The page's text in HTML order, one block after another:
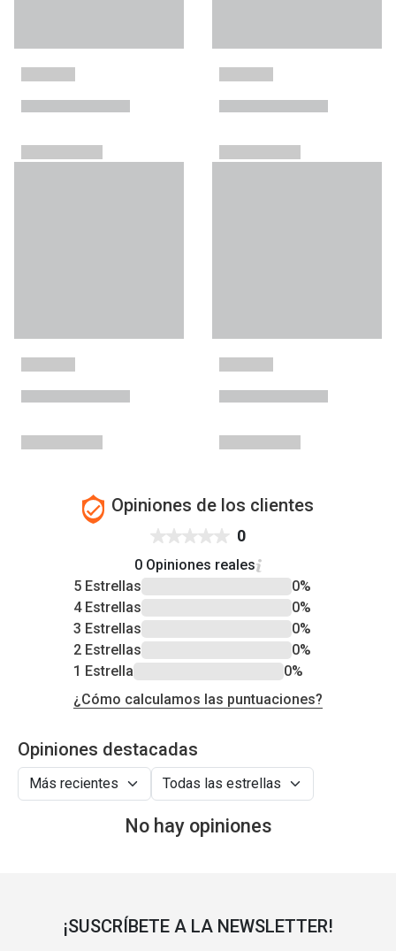
Opiniones de los clientes
0
0 Opiniones reales
5 Estrellas
0%
4 Estrellas
0%
3 Estrellas
0%
2 Estrellas
0%
1 Estrella
0%
¿Cómo calculamos las puntuaciones?
Opiniones destacadas
No hay opiniones
¡SUSCRÍBETE A LA NEWSLETTER!